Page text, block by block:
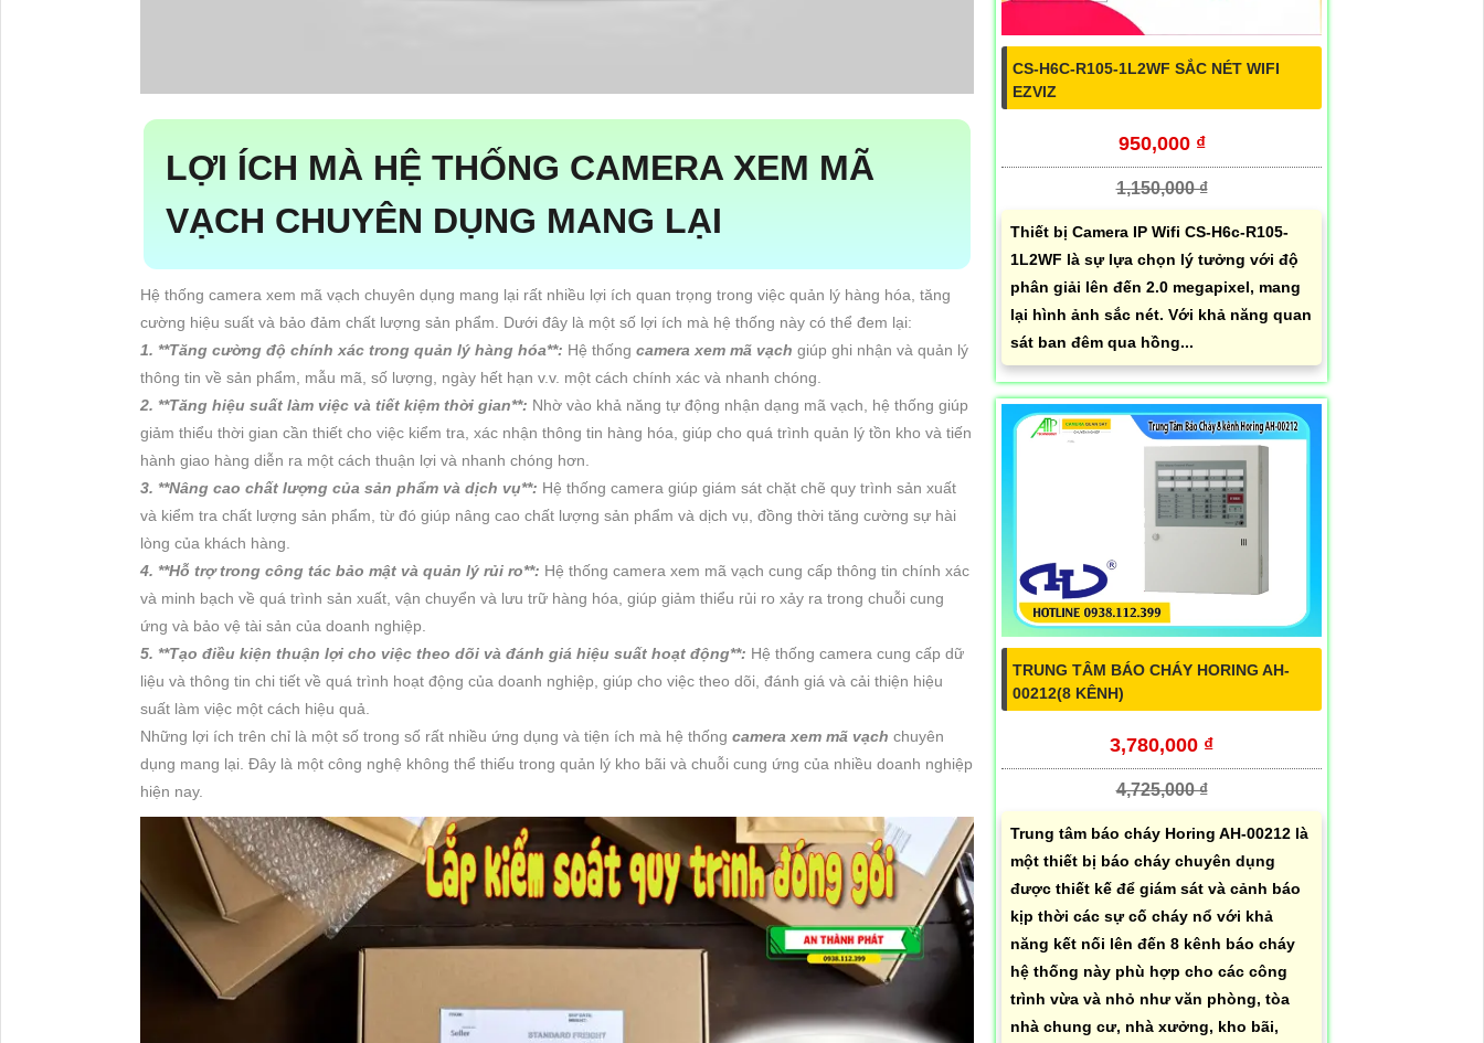
LỢI ÍCH MÀ HỆ THỐNG CAMERA XEM MÃ
VẠCH CHUYÊN DỤNG MANG LẠI
Hệ thống camera xem mã vạch chuyên dụng mang lại rất nhiều lợi ích quan trọng trong việc quản lý hàng hóa, tăng
cường hiệu suất và bảo đảm chất lượng sản phẩm. Dưới đây là một số lợi ích mà hệ thống này có thể đem lại:
1. **Tăng cường độ chính xác trong quản lý hàng hóa**: Hệ thống camera xem mã vạch giúp ghi nhận và quản lý
thông tin về sản phẩm, mẫu mã, số lượng, ngày hết hạn v.v. một cách chính xác và nhanh chóng.
2. **Tăng hiệu suất làm việc và tiết kiệm thời gian**: Nhờ vào khả năng tự động nhận dạng mã vạch, hệ thống giúp
giảm thiểu thời gian cần thiết cho việc kiểm tra, xác nhận thông tin hàng hóa, giúp cho quá trình quản lý tồn kho và tiến
hành giao hàng diễn ra một cách thuận lợi và nhanh chóng hơn.
3. **Nâng cao chất lượng của sản phẩm và dịch vụ**: Hệ thống camera giúp giám sát chặt chẽ quy trình sản xuất
và kiểm tra chất lượng sản phẩm, từ đó giúp nâng cao chất lượng sản phẩm và dịch vụ, đồng thời tăng cường sự hài
lòng của khách hàng.
4. **Hỗ trợ trong công tác bảo mật và quản lý rủi ro**: Hệ thống camera xem mã vạch cung cấp thông tin chính xác
và minh bạch về quá trình sản xuất, vận chuyển và lưu trữ hàng hóa, giúp giảm thiểu rủi ro xảy ra trong chuỗi cung
ứng và bảo vệ tài sản của doanh nghiệp.
5. **Tạo điều kiện thuận lợi cho việc theo dõi và đánh giá hiệu suất hoạt động**: Hệ thống camera cung cấp dữ
liệu và thông tin chi tiết về quá trình hoạt động của doanh nghiệp, giúp cho việc theo dõi, đánh giá và cải thiện hiệu
suất làm việc một cách hiệu quả.
Những lợi ích trên chỉ là một số trong số rất nhiều ứng dụng và tiện ích mà hệ thống camera xem mã vạch chuyên
dụng mang lại. Đây là một công nghệ không thể thiếu trong quản lý kho bãi và chuỗi cung ứng của nhiều doanh nghiệp
hiện nay.
CS-H6C-R105-1L2WF SẮC NÉT WIFI
EZVIZ
950,000 ₫
1,150,000 ₫
Thiết bị Camera IP Wifi CS-H6c-R105-
1L2WF là sự lựa chọn lý tưởng với độ
phân giải lên đến 2.0 megapixel, mang
lại hình ảnh sắc nét. Với khả năng quan
sát ban đêm qua hồng...
TRUNG TÂM BÁO CHÁY HORING AH-
00212(8 KÊNH)
3,780,000 ₫
4,725,000 ₫
Trung tâm báo cháy Horing AH-00212 là
một thiết bị báo cháy chuyên dụng
được thiết kế để giám sát và cảnh báo
kịp thời các sự cố cháy nổ với khả
năng kết nối lên đến 8 kênh báo cháy
hệ thống này phù hợp cho các công
trình vừa và nhỏ như văn phòng, tòa
nhà chung cư, nhà xưởng, kho bãi,